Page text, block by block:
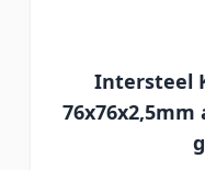
Intersteel